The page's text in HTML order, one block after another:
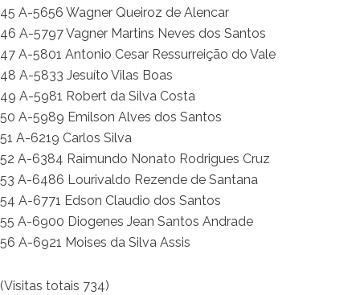
45 A-5656 Wagner Queiroz de Alencar
46 A-5797 Vagner Martins Neves dos Santos
47 A-5801 Antonio Cesar Ressurreição do Vale
48 A-5833 Jesuíto Vilas Boas
49 A-5981 Robert da Silva Costa
50 A-5989 Emilson Alves dos Santos
51 A-6219 Carlos Silva
52 A-6384 Raimundo Nonato Rodrigues Cruz
53 A-6486 Lourivaldo Rezende de Santana
54 A-6771 Edson Claudio dos Santos
55 A-6900 Diogenes Jean Santos Andrade
56 A-6921 Moises da Silva Assis
(Visitas totais 734)